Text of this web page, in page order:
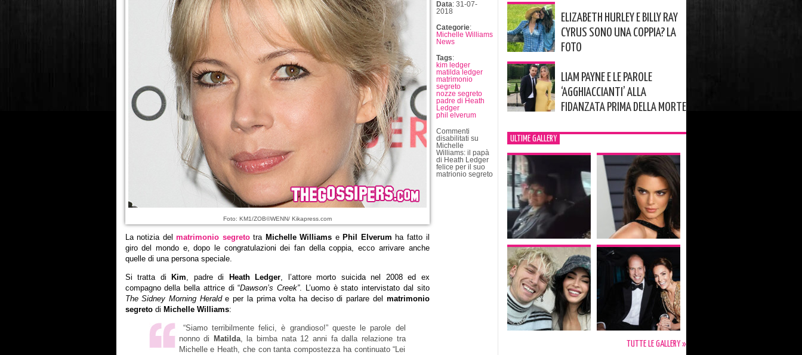
Foto: KM1/ZOB©WENN/ Kikapress.com
La notizia delmatrimonio segretotra Michelle Williams e Phil Elverum ha fatto il
giro del mondo e, dopo le congratulazioni dei fan della coppia, ecco arrivare anche
quelle di una persona speciale.
Si tratta di Kim, padre di Heath Ledger, l’attore morto suicida nel 2008 ed ex
compagno della bella attrice di “Dawson’s Creek”. L’uomo è stato intervistato dal sito
The Sidney Morning Heralde per la prima volta ha deciso di parlare del matrimonio
segretodi Michelle Williams:
“Siamo terribilmente felici, è grandioso!” queste le parole del
nonno di
Matilda, la bimba nata 12 anni fa dalla relazione tra
Michelle e Heath, che con tanta compostezza ha continuato “Lei
Data: 31-07-
2018
Categorie:
Michelle Williams
News
Tags:
kim ledger
matilda ledger
matrimonio
segreto
nozze segreto
padre di Heath
Ledger
phil elverum
Commenti
disabilitati su
Michelle
Williams: il papà
di Heath Ledger
felice per il suo
matrionio segreto
ELIZABETH HURLEY E BILLY RAY
CYRUS SONO UNA COPPIA? LA
FOTO
LIAM PAYNE E LE PAROLE
‘AGGHIACCIANTI’ ALLA
FIDANZATA PRIMA DELLA MORTE
ULTIME GALLERY
TUTTE LE GALLERY »